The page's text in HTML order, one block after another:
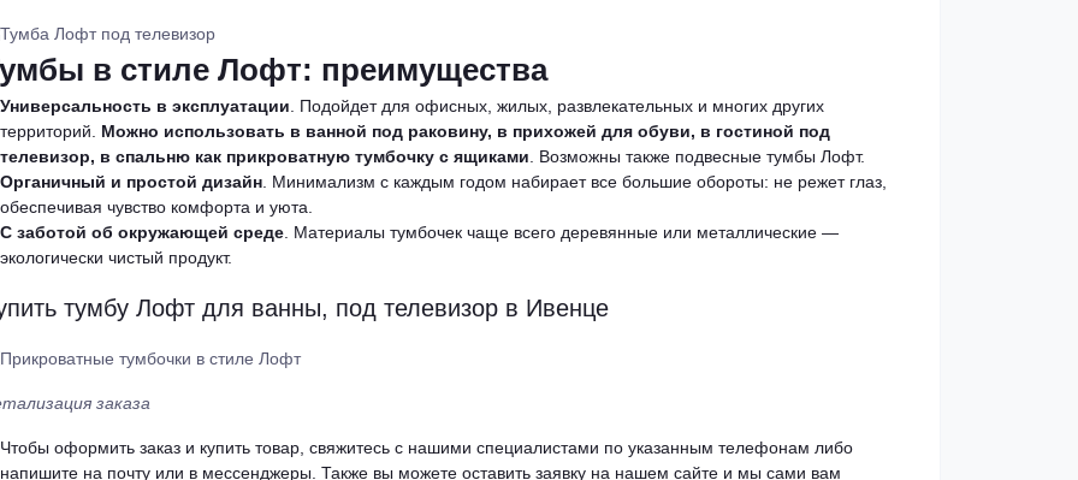
в стиле Лофт: преимущества
Универсальность в эксплуатации. Подойдет для офисных, жилых, развлекательных и многих других
территорий. Можно использовать в ванной под раковину, в прихожей для обуви, в гостиной под
телевизор, в спальню как прикроватную тумбочку с ящиками. Возможны также подвесные тумбы Лофт.
Органичный и простой дизайн. Минимализм с каждым годом набирает все большие обороты: не режет глаз,
обеспечивая чувство комфорта и уюта.
С заботой об окружающей среде. Материалы тумбочек чаще всего деревянные или металлические —
экологически чистый продукт.
тумбу Лофт для ванны, под телевизор в Ивенце
заказа
Чтобы оформить заказ и купить товар, свяжитесь с нашими специалистами по указанным телефонам либо
напишите на почту или в мессенджеры. Также вы можете оставить заявку на нашем сайте и мы сами вам